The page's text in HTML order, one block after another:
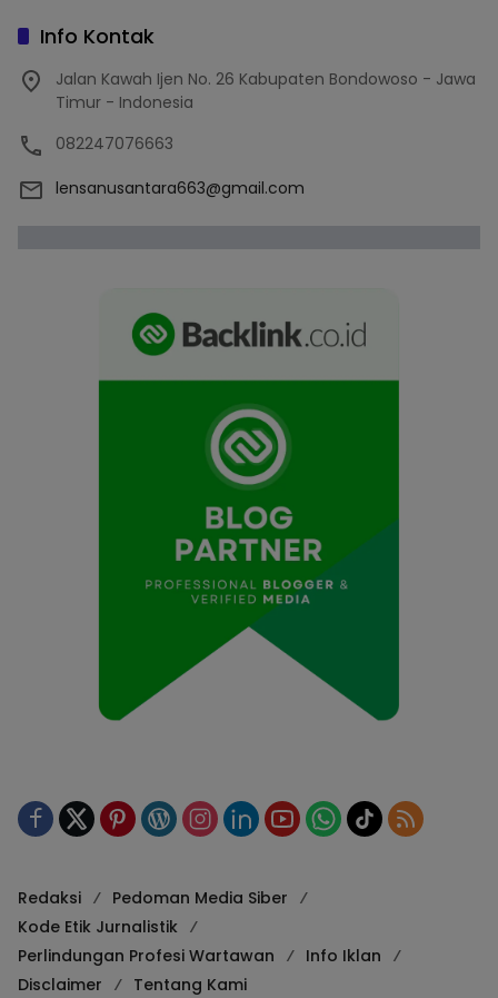
Info Kontak
Jalan Kawah Ijen No. 26 Kabupaten Bondowoso - Jawa
Timur - Indonesia
082247076663
lensanusantara663@gmail.com